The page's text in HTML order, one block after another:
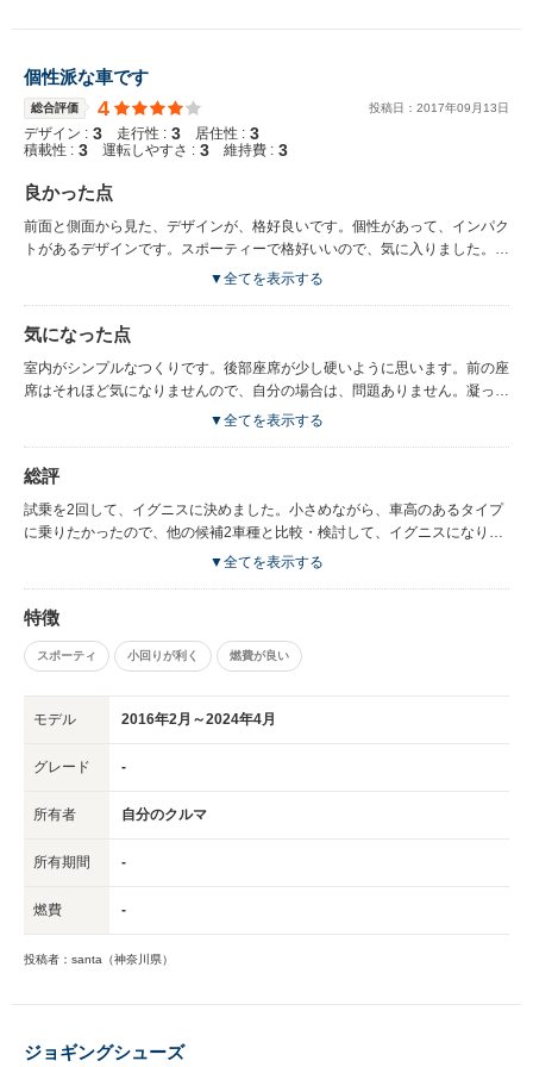
個性派な車です
総合評価 4 投稿日： 2017年09 月 13日
デザイン : 3 走行性 : 3 居住性 : 3
積載性 : 3 運転しやすさ : 3 維持費 : 3
良かった点
前面と側面から見た、デザインが、格好良いです。個性があって、インパク
トがあるデザインです。スポーティーで格好いいので、気に入りました。あ
と、走行音が静かです。これは絶対条件でしたので、良いです。走り出しが
▼全てを表示する
気になった点
室内がシンプルなつくりです。後部座席が少し硬いように思います。前の座
席はそれほど気になりませんので、自分の場合は、問題ありません。凝った
つくりがほしい人には物足りないかもしれません。自分は、一人か、二人で
▼全てを表示する
総評
試乗を2回して、イグニスに決めました。小さめながら、車高のあるタイプ
に乗りたかったので、他の候補2車種と比較・検討して、イグニスになりま
した。軽自動車に今まで乗ってきたので、当然ですが、安定感があり、乗り
動で元の位置に戻ります。この車種の予算のかけ方は、安全面に配慮されて
る点が多く、SRSエアバッグが標準装備でついているのが安心で、いいで
す。
▼全てを表示する
特徴
スポーティ 小回りが利く 燃費が良い
モデル 2016年2月～2024年4月
グレード -
所有者 自分のクルマ
所有期間 -
燃費 -
投稿者：santa（神奈川県）
ジョギングシューズ